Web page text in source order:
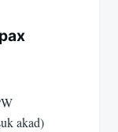
akad)